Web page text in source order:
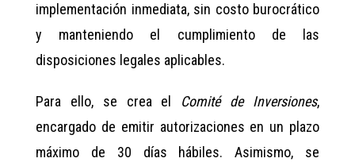
implementación inmediata, sin costo burocrático
y manteniendo el cumplimiento de las
disposiciones legales aplicables.
Para ello, se crea el Comité de Inversiones,
encargado de emitir autorizaciones en un plazo
máximo de 30 días hábiles. Asimismo, se